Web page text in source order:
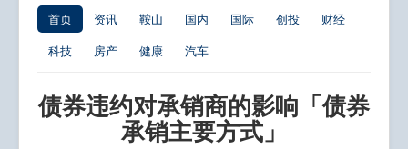
首页 资讯 鞍山 国内 国际 创投
财经
科技
房产 健康 汽车
债券违约对承销商的影响「债券
承销主要方式」